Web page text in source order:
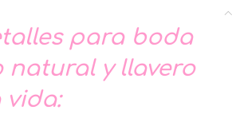
para boda
natural y llavero
vida: